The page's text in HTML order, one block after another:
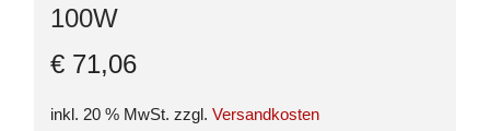
100W
€ 71,06
inkl. 20 % MwSt. zzgl. Versandkosten